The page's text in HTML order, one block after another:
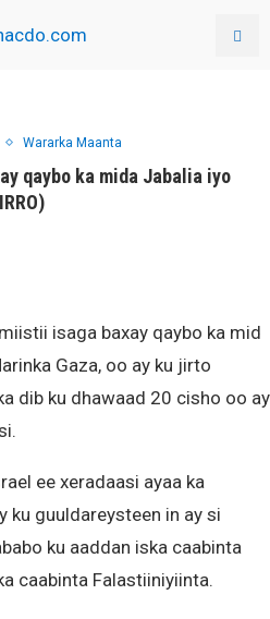
Wararka Maanta
qaybo ka mida Jabalia iyo
isaga baxay qaybo ka mid
Gaza, oo ay ku jirto
dib ku dhawaad 20 cisho oo ay
ee xeradaasi ayaa ka
ku guuldareysteen in ay si
ku aaddan iska caabinta
caabinta Falastiiniyiinta.